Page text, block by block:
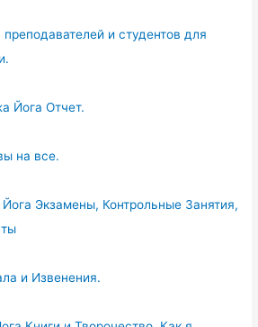
и студентов для
Йога Отчет.
на все.
Экзамены, Контрольные Занятия,
и Извенения.